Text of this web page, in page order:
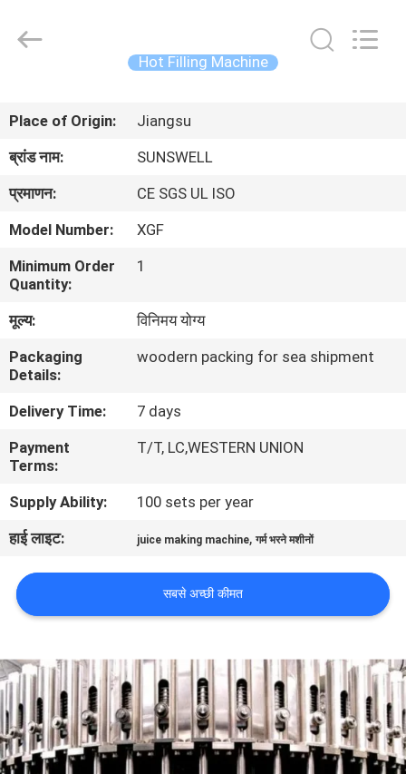
उत्पादों
हमारे
में
नियंत्रण
संपर्क
करें
समाचार
एक
उद्धरण
Hot Filling Machine
Place of Origin:
Jiangsu
ब्रांड नाम:
SUNSWELL
प्रमाणन:
CE SGS UL ISO
Model Number:
XGF
Minimum Order
Quantity:
1
मूल्य:
विनिमय योग्य
Packaging
Details:
woodern packing for sea shipment
Delivery Time:
7 days
Payment
Terms:
T/T, LC,WESTERN UNION
Supply Ability:
100 sets per year
हाई लाइट:
juice making machine,गर्म भरने मशीनों
सबसे अच्छी कीमत